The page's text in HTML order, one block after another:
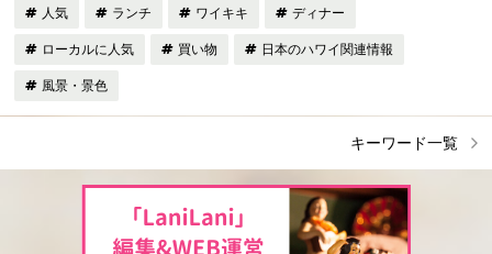
人気 ランチ ワイキキ ディナー
ローカルに人気 買い物 日本のハワイ関連情報
風景・景色
キーワード一覧